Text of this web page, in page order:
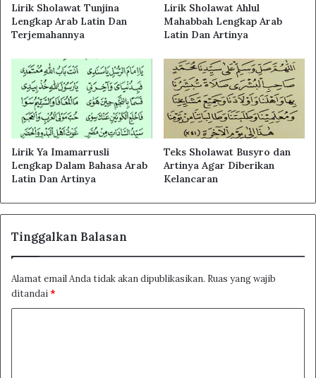
Lirik Sholawat Tunjina
Lengkap Arab Latin Dan
Terjemahannya
Lirik Sholawat Ahlul
Mahabbah Lengkap Arab
Latin Dan Artinya
Lirik Ya Imamarrusli
Lengkap Dalam Bahasa Arab
Latin Dan Artinya
Teks Sholawat Busyro dan
Artinya Agar Diberikan
Kelancaran
Tinggalkan Balasan
Alamat email Anda tidak akan dipublikasikan. Ruas yang wajib
ditandai*